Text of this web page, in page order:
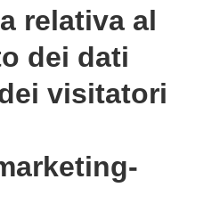
relativa al
dei dati
visitatori